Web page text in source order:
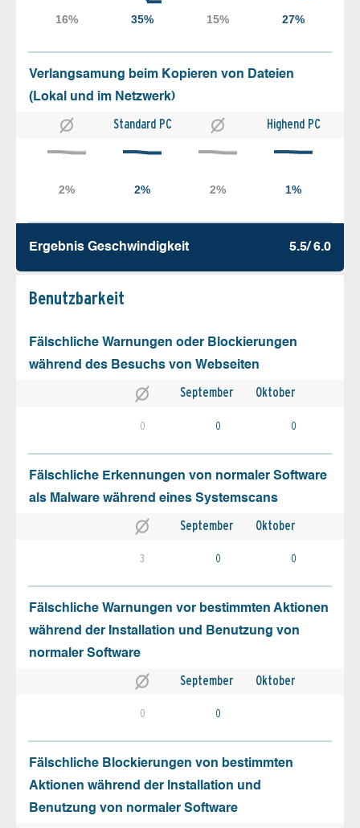
Verlangsamung beim Kopieren von Dateien
(Lokal und im Netzwerk)
Standard PC Highend PC
Ergebnis Geschw­indigkeit 5.5/ 6.0
Benutz­barkeit
Fälschliche Warnungen oder Blockierungen
während des Besuchs von Webseiten
September Oktober
0 0 0
Fälschliche Erkennungen von normaler Software
als Malware während eines Systemscans
September Oktober
3 0 0
Fälschliche Warnungen vor bestimmten Aktionen
während der Installation und Benutzung von
normaler Software
September Oktober
0 0
Fälschliche Blockierungen von bestimmten
Aktionen während der Installation und
Benutzung von normaler Software